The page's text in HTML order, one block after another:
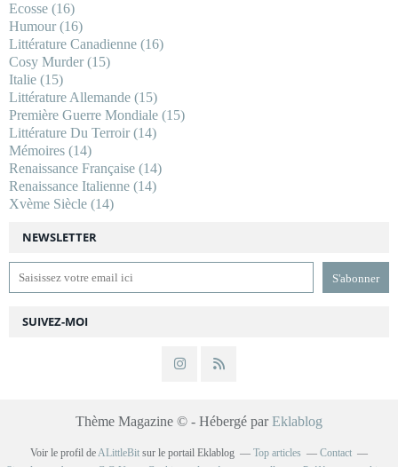
NEWSLETTER
SUIVEZ-MOI
Ecosse (16)
Humour(16)
Littérature Canadienne (16)
Cosy Murder(15)
Italie (15)
Littérature Allemande (15)
Première Guerre Mondiale (15)
Littérature Du Terroir(14)
Mémoires (14)
Renaissance Française (14)
Renaissance Italienne (14)
Xvème Siècle (14)
Thème Magazine © - Hébergé parEklablog
Voir le profil deALittleBit sur le portail Eklablog Top articles
Contact